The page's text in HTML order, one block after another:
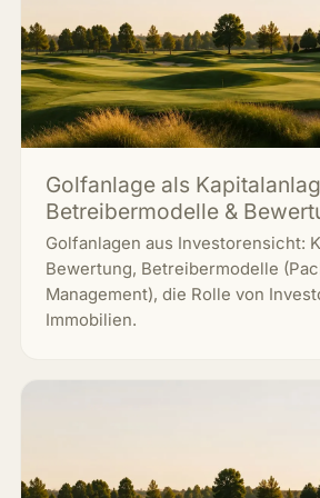
Golfanlage als
Betreibermodelle &
Golfanlagen aus Investorensicht:
Bewertung, Betreibermodelle
Management), die Rolle von
Immobilien.